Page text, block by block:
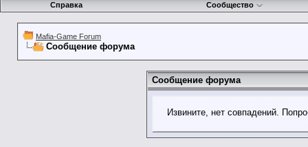
Справка Сообщество
Mafia-Game Forum
Сообщение форума
Сообщение форума
Извините, нет совпадений.